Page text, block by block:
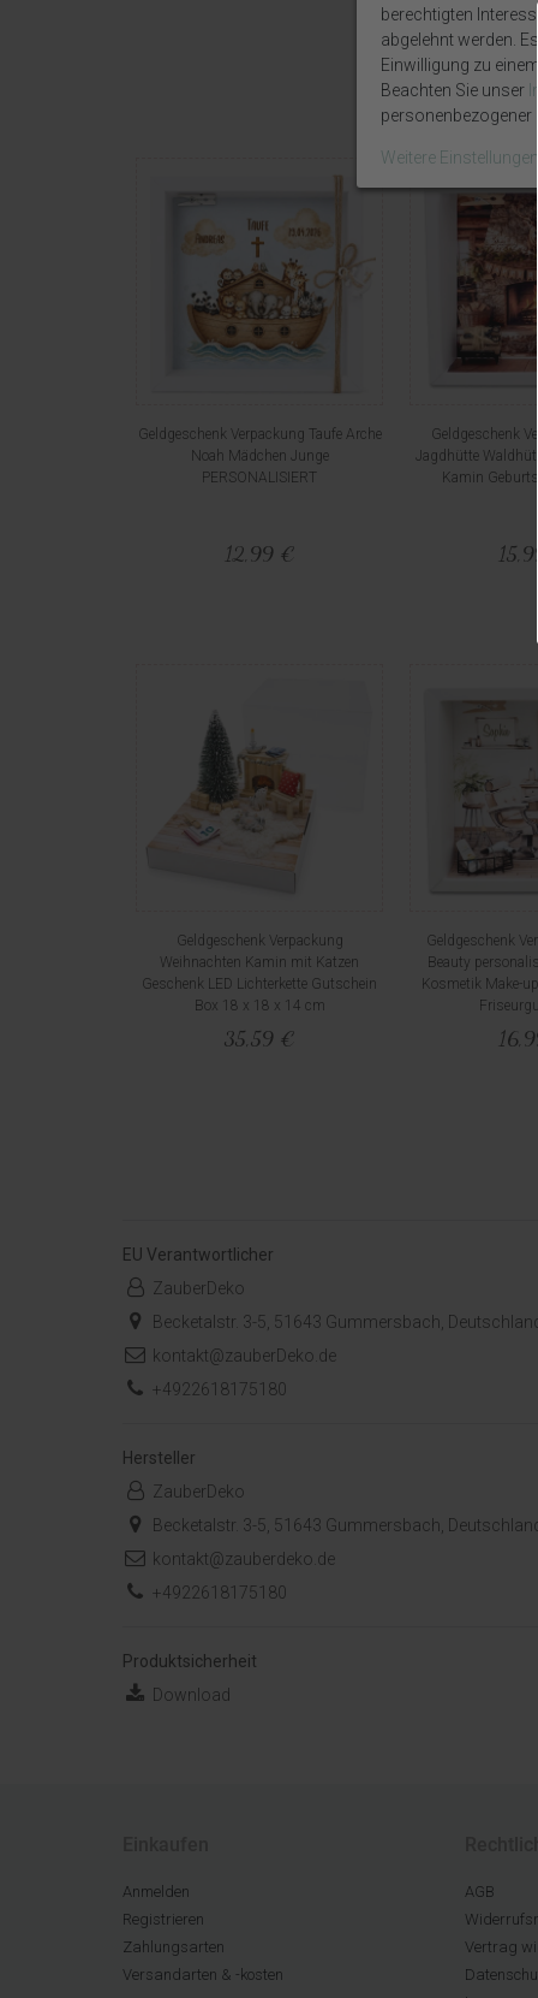
Geldgeschenk Verpackung Taufe Arche
Noah Mädchen Junge
PERSONALISIERT
12,99 €
Geldgeschenk
Jagdhütte
Kamin
Geldgeschenk Verpackung
Weihnachten Kamin mit Katzen
Geschenk LED Lichterkette Gutschein
Box 18 x 18 x 14 cm
35,59 €
Geldgeschenk
Beauty
Kosmetik Make-
EU Verantwortlicher
ZauberDeko
Becketalstr. 3-5, 51643 Gummersbach, Deutschland
kontakt@zauberDeko.de
+4922618175180
Hersteller
ZauberDeko
Becketalstr. 3-5, 51643 Gummersbach, Deutschland
kontakt@zauberdeko.de
+4922618175180
Produktsicherheit
Download
Anmelden
Registrieren
Zahlungsarten
Versandarten & -kosten
AGB
Vertrag
berechtigten
abgelehnt werden.
Einwilligung zu
Beachten Sie unser
personenbezogener
Weitere Einstellungen